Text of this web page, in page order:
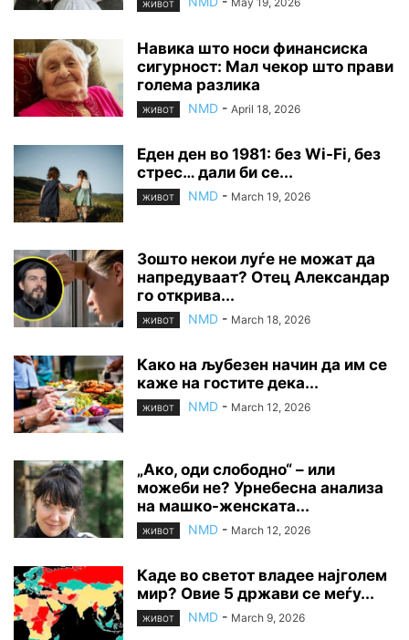
ЖИВОТ
Навика што носи финансиска
сигурност: Мал чекор што прави
голема разлика
ЖИВОТ NMD - April 18, 2026
Еден ден во 1981: без Wi-Fi, без
стрес… дали би се...
ЖИВОТ NMD - March 19, 2026
Зошто некои луѓе не можат да
напредуваат? Отец Александар
го открива...
ЖИВОТ NMD - March 18, 2026
Како на љубезен начин да им се
каже на гостите дека...
ЖИВОТ NMD - March 12, 2026
„Ако, оди слободно“ – или
можеби не? Урнебесна анализа
на машко-женската...
ЖИВОТ NMD - March 12, 2026
Каде во светот владее најголем
мир? Овие 5 држави се меѓу...
ЖИВОТ NMD - March 9, 2026